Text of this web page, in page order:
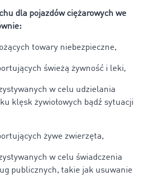
dla pojazdów ciężarowych we
towary niebezpieczne,
świeżą żywność i leki,
w celu udzielania
klęsk żywiołowych bądź sytuacji
żywe zwierzęta,
w celu świadczenia
publicznych, takie jak usuwanie